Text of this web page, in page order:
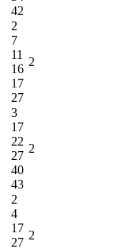
42
2
7
11
16
17
27
2
3
17
22
27
40
43
2
2
4
17
27
2